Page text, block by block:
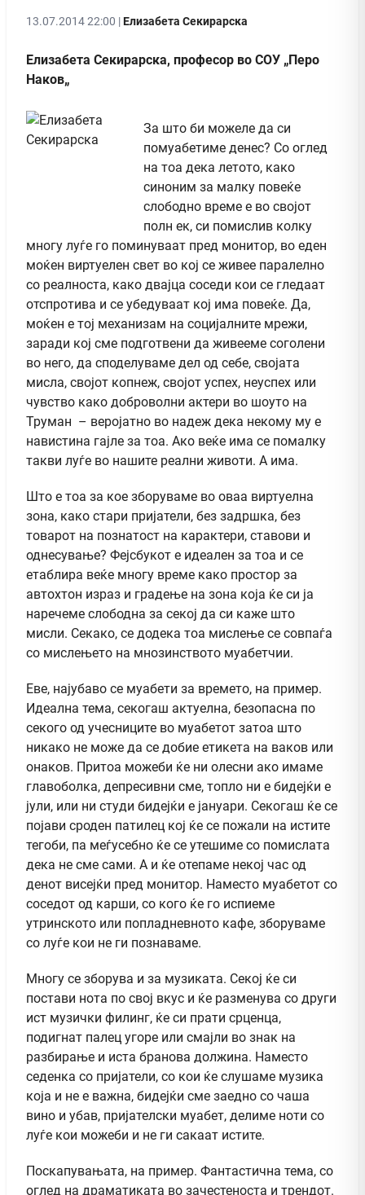
13.07.2014 22:00 |Елизабета Секирарска
Елизабета Секирарска, професор во СОУ „Перо
Наков„
За што би можеле да си
помуабетиме денес? Со оглед
на тоа дека летото, како
синоним за малку повеќе
слободно време е во својот
полн ек, си помислив колку
многу луѓе го поминуваат пред монитор, во еден
моќен виртуелен свет во кој се живее паралелно
со реалноста, како двајца соседи кои се гледаат
отспротива и се убедуваат кој има повеќе. Да,
моќен е тој механизам на социјалните мрежи,
заради кој сме подготвени да живееме соголени
во него, да споделуваме дел од себе, својата
мисла, својот копнеж, својот успех, неуспех или
чувство како доброволни актери во шоуто на
Труман – веројатно во надеж дека некому му е
навистина гајле за тоа. Ако веќе има се помалку
такви луѓе во нашите реални животи. А има.
Што е тоа за кое зборуваме во оваа виртуелна
зона, како стари пријатели, без задршка, без
товарот на познатост на карактери, ставови и
однесување? Фејсбукот е идеален за тоа и се
етаблира веќе многу време како простор за
автохтон израз и градење на зона која ќе си ја
наречеме слободна за секој да си каже што
мисли. Секако, се додека тоа мислење се совпаѓа
со мислењето на мнозинството муабетчии.
Еве, најубаво се муабети за времето, на пример.
Идеална тема, секогаш актуелна, безопасна по
секого од учесниците во муабетот затоа што
никако не може да се добие етикета на ваков или
онаков. Притоа можеби ќе ни олесни ако имаме
главоболка, депресивни сме, топло ни е бидејќи е
јули, или ни студи бидејќи е јануари. Секогаш ќе се
појави сроден патилец кој ќе се пожали на истите
тегоби, па меѓусебно ќе се утешиме со помислата
дека не сме сами. А и ќе отепаме некој час од
денот висејќи пред монитор. Наместо муабетот со
соседот од карши, со кого ќе го испиеме
утринското или попладневното кафе, зборуваме
со луѓе кои не ги познаваме.
Многу се зборува и за музиката. Секој ќе си
постави нота по свој вкус и ќе разменува со други
ист музички филинг, ќе си прати срценца,
подигнат палец угоре или смајли во знак на
разбирање и иста бранова должина. Наместо
седенка со пријатели, со кои ќе слушаме музика
која и не е важна, бидејќи сме заедно со чаша
вино и убав, пријателски муабет, делиме ноти со
луѓе кои можеби и не ги сакаат истите.
Поскапувањата, на пример. Фантастична тема, со
оглед на драматиката во зачестеноста и трендот.